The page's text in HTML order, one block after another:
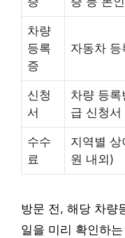
차량
등록
증
자동차 등
신청
서
차량 등
급 신청서
수수
료
지역별 상
원 내외)
방문 전, 해당 차량
일을 미리 확인하